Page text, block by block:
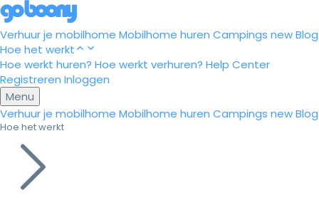
Verhuur je mobilhome Mobilhome huren Campings newBlog
Hoe het werkt
Hoe werkt huren? Hoe werkt verhuren? Help Center
Registreren Inloggen
Menu
Verhuur je mobilhome Mobilhome huren Campings newBlog
Hoe het werkt